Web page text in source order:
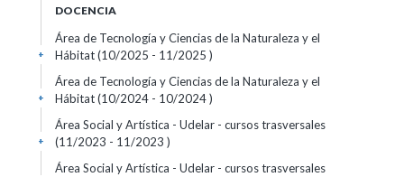
DOCENCIA
Área de Tecnología y Ciencias de la Naturaleza y el
Hábitat (10/2025 - 11/2025 )
+
Área de Tecnología y Ciencias de la Naturaleza y el
Hábitat (10/2024 - 10/2024 )
+
Área Social y Artística - Udelar - cursos trasversales
(11/2023 - 11/2023 )
+
Área Social y Artística - Udelar - cursos trasversales